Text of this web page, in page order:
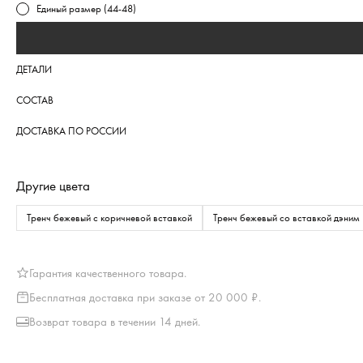
Единый размер (44-48)
ДЕТАЛИ
СОСТАВ
ДОСТАВКА ПО РОССИИ
Другие цвета
Тренч бежевый с коричневой вставкой Тренч бежевый со вставкой дэним
Гарантия качественного товара.
Бесплатная доставка при заказе от 20 000 ₽.
Возврат товара в течении 14 дней.